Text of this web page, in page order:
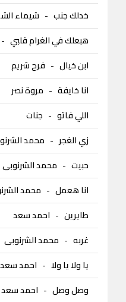
خدلك جنب- شيماء
هبعلك في الغرام قلبي-
ابن خيال- فرح شريم
انا خايفة- مروة نصر
اللي فاتو- جنات
زي الغجر - محمد
حبيت- محمد الشرنوبى
انا هعمل- محمد
طايرين- احمد سعد
غربه- محمد الشرنوبى
يا ولا يا ولا- احمد سعد
وصل وصل- احمد سعد